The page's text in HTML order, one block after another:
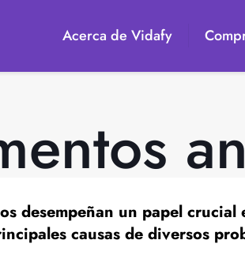
Acerca de Vidafy
desempeñan un papel
causas de diversos